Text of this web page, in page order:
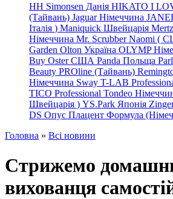
HH Simonsen Данія HIKATO I
(Тайвань) Jaguar Німеччина
Італія ) Maniquick Швейцарія
Німеччина Mr. Scrubber Naomi (
Garden Olton Україна OLYMP
Buy Oster США Panda Польща
Beauty PROline (Тайвань)
Німеччина Sway T-LAB
TICO Professional Tondeo
Швейцарія ) YS.Park Японія
DS Опус Плацент Формула
Головна » Всі новини
Стрижемо
вихованця